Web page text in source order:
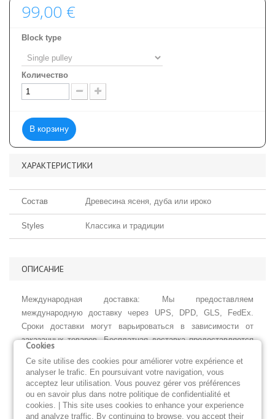
99,00 €
Block type
Количество
В корзину
ХАРАКТЕРИСТИКИ
Состав Древесина ясеня, дуба или ироко
Styles Классика и традиции
ОПИСАНИЕ
Международная доставка: Мы предоставляем
международную доставку через UPS, DPD, GLS, FedEx.
Сроки доставки могут варьироваться в зависимости от
заказанных товаров. Бесплатная доставка предоставляется
Гарантии: Наши парусов имеют гарантию на два года.
Гарантия покрывает ткань и оригинальные аксессуары,
установленный на парус.
Cookies
Ce site utilise des cookies pour améliorer votre expérience et
analyser le trafic. En poursuivant votre navigation, vous
acceptez leur utilisation. Vous pouvez gérer vos préférences
ou en savoir plus dans notre politique de confidentialité et
cookies. | This site uses cookies to enhance your experience
and analyze traffic. By continuing to browse, you accept their